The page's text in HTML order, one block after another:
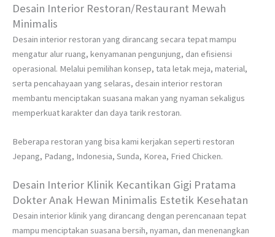
Desain Interior Restoran/Restaurant Mewah
Minimalis
Desain interior restoran yang dirancang secara tepat mampu
mengatur alur ruang, kenyamanan pengunjung, dan efisiensi
operasional. Melalui pemilihan konsep, tata letak meja, material,
serta pencahayaan yang selaras, desain interior restoran
membantu menciptakan suasana makan yang nyaman sekaligus
memperkuat karakter dan daya tarik restoran.
Beberapa restoran yang bisa kami kerjakan seperti restoran
Jepang, Padang, Indonesia, Sunda, Korea, Fried Chicken.
Desain Interior Klinik Kecantikan Gigi Pratama
Dokter Anak Hewan Minimalis Estetik Kesehatan
Desain interior klinik yang dirancang dengan perencanaan tepat
mampu menciptakan suasana bersih, nyaman, dan menenangkan